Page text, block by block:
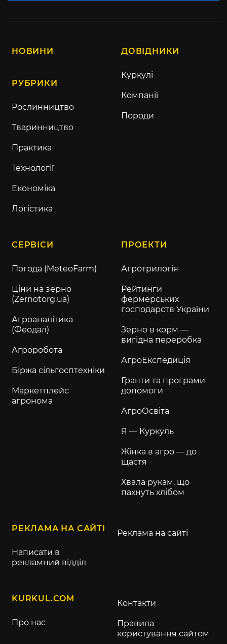
НОВИНИ
РУБРИКИ
Рослинництво
Тваринництво
Практика
Технології
Економіка
Логістика
ДОВІДНИКИ
Куркулі
Компанії
Породи
СЕРВІСИ
Погода (MeteoFarm)
Ціни на зерно
(Zernotorg.ua)
Агроаналітика
(Феодал)
Агроробота
Біржа сільгосптехніки
Маркетплейс
агронома
ПРОЕКТИ
Агротрилогія
Рейтинги
фермерських
господарств України
Зерно в корм —
вигідна переробка
АгроЕкспедиція
Гранти та програми
допомоги
АгроОсвіта
Я — Куркуль
Жінка в агро — до
щастя
Хвала рукам, що
пахнуть хлібом
РЕКЛАМА НА САЙТІ
Написати в
рекламний відділ
Реклама на сайті
KURKUL.COM
Про нас
Контакти
Правила
користування сайтом